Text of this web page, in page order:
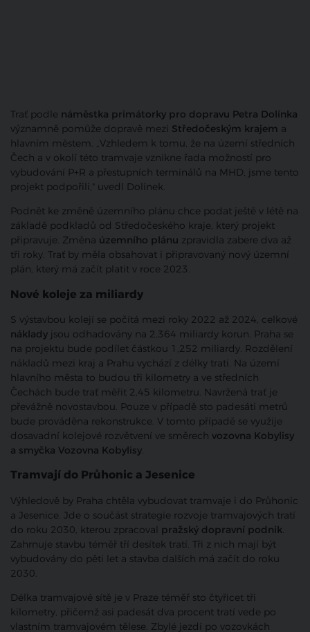
Trať podle náměstka primátorky pro dopravu Petra Dolínka
významně pomůže dopravě mezi Středočeským krajem a
hlavním městem. „Vzhledem k tomu, že na území středních
Čech a v okolí této tramvaje vznikne řada možností pro
vybudování P+R a přestupních terminálů na MHD, jsme tento
projekt podpořili," uvedl Dolínek.
Podnět ke změně územního plánu chce podat ještě v létě na
základě podkladů od Středočeského kraje, který projekt
připravuje. Změna územního plánu zpravidla zabere dva až
tři roky. Trať by měla obsahovat i připravovaný nový územní
plán, který má začít platit v roce 2023.
Nové koleje za miliardy
S výstavbou kolejí se počítá mezi roky 2022 až 2024, celkové
náklady jsou odhadovány na 2,364 miliardy korun. Praha se
na projektu bude podílet částkou 1,252 miliardy. Rozdělení
nákladů mezi kraj a Prahu vychází z délky trati. Na území
hlavního města to budou tři kilometry a ve středních
Čechách bude trať měřit 2,45 kilometru. Navržená trať je
převážně novostavbou. Pouze v případě sto padesáti metrů
bude prováděna rekonstrukce. V tomto případě se využije
dosavadní kolejové rozvětvení ve směrech vozovna Kobylisy
a smyčka Vozovna Kobylisy.
Tramvají do Průhonic a Jesenice
Výhledově by Praha chtěla vybudovat tramvaje i do Průhonic
a Jesenice. Jde o součást strategie rozvoje tramvajových tratí
do roku 2030, kterou zpracoval pražský dopravní podnik.
Zahrnuje stavbu téměř tří desítek tratí. Tři z nich mají být
vybudovány do pěti let a stavba dalších má začít do roku
2030.
Délka tramvajové sítě je v Praze téměř sto čtyřicet tři
kilometry, přičemž asi padesát dva procent tratí vede po
vlastním tramvajovém tělese. Zbylé jezdí po vozovkách